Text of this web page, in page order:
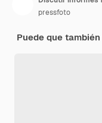
pressfoto
Puede que